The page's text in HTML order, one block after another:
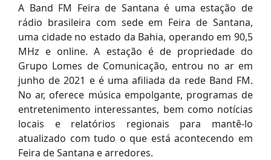
A Band FM Feira de Santana é uma estação de
rádio brasileira com sede em Feira de Santana,
uma cidade no estado da Bahia, operando em 90,5
MHz e online. A estação é de propriedade do
Grupo Lomes de Comunicação, entrou no ar em
junho de 2021 e é uma afiliada da rede Band FM.
No ar, oferece música empolgante, programas de
entretenimento interessantes, bem como notícias
locais e relatórios regionais para mantê-lo
atualizado com tudo o que está acontecendo em
Feira de Santana e arredores.